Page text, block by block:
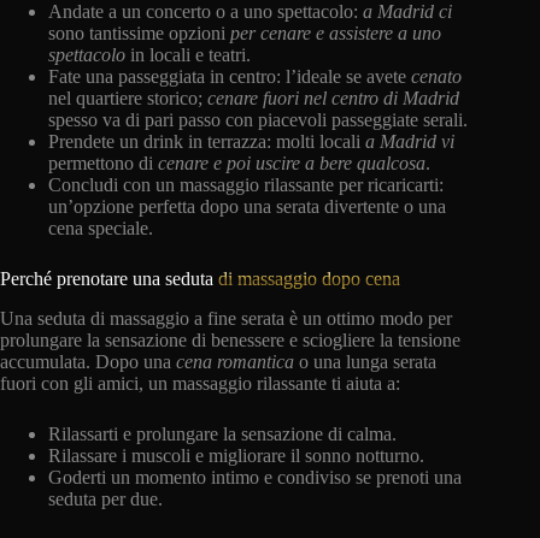
Andate a un concerto o a uno spettacolo: a Madrid ci
sono tantissime opzioni per cenare e assistere a uno
spettacolo in locali e teatri.
Fate una passeggiata in centro: l’ideale se avete cenato
nel quartiere storico; cenare fuori nel centro di Madrid
spesso va di pari passo con piacevoli passeggiate serali.
Prendete un drink in terrazza: molti locali a Madrid vi
permettono di cenare e poi uscire a bere qualcosa.
Concludi con un massaggio rilassante per ricaricarti:
un’opzione perfetta dopo una serata divertente o una
cena speciale.
Perché prenotare una seduta di massaggio dopo cena
Una seduta di massaggio a fine serata è un ottimo modo per
prolungare la sensazione di benessere e sciogliere la tensione
accumulata. Dopo una cena romantica o una lunga serata
fuori con gli amici, un massaggio rilassante ti aiuta a:
Rilassarti e prolungare la sensazione di calma.
Rilassare i muscoli e migliorare il sonno notturno.
Goderti un momento intimo e condiviso se prenoti una
seduta per due.